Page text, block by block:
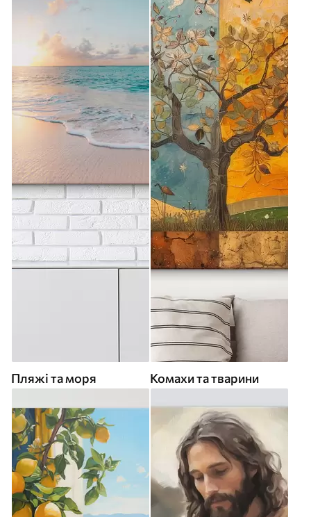
Пляжі та моря Комахи та тварини